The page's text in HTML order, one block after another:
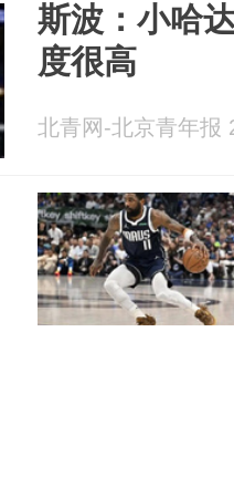
斯波：小哈
度很高
北青网-北京青年报